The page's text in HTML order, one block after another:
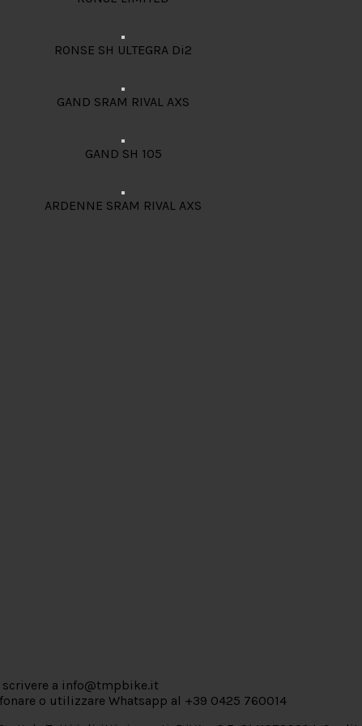
RONSE SH ULTEGRA Di2
GAND SRAM RIVAL AXS
GAND SH 105
ARDENNE SRAM RIVAL AXS
a info@tmpbike.it
o utilizzare Whatsapp al +39 0425 760014